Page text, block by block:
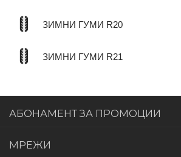
ЗИМНИ ГУМИ R20
ЗИМНИ ГУМИ R21
АБОНАМЕНТ ЗА ПРОМОЦИИ
МРЕЖИ